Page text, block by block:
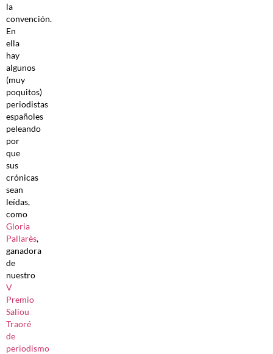
la
convención.
En
ella
hay
algunos
(muy
poquitos)
periodistas
españoles
peleando
por
que
sus
crónicas
sean
leídas,
como
Gloria
Pallarès,
ganadora
de
nuestro
V
Premio
Saliou
Traoré
de
periodismo